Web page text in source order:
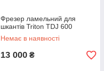
Фрезер ламельний для
шкантів Triton TDJ 600
Немає в наявності
13 000 ₴